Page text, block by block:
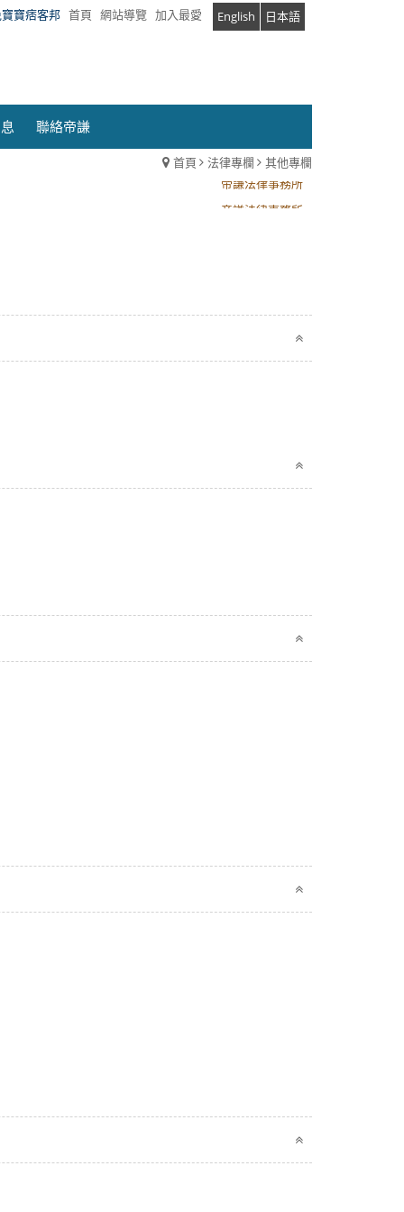
寶痞客邦 首頁 網站導覽 加入最愛 English 日本語
聯絡帝謙
首頁 法律專欄
其他專欄
帝謙法律事務所